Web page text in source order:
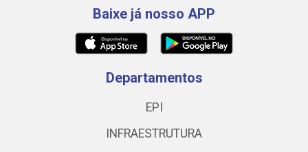
Baixe já nosso APP
Departamentos
EPI
INFRAESTRUTURA